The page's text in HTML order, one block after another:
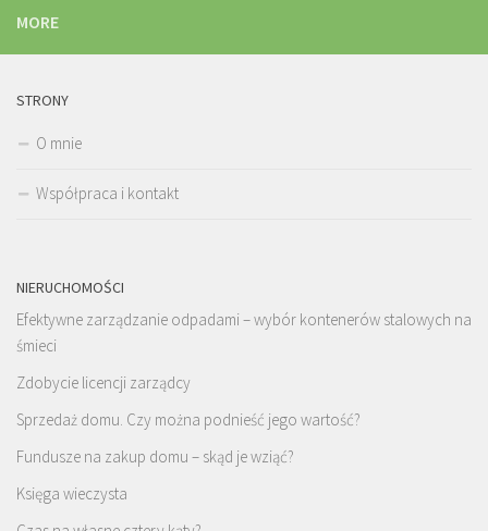
MORE
STRONY
O mnie
Współpraca i kontakt
NIERUCHOMOŚCI
Efektywne zarządzanie odpadami – wybór kontenerów stalowych na
śmieci
Zdobycie licencji zarządcy
Sprzedaż domu. Czy można podnieść jego wartość?
Fundusze na zakup domu – skąd je wziąć?
Księga wieczysta